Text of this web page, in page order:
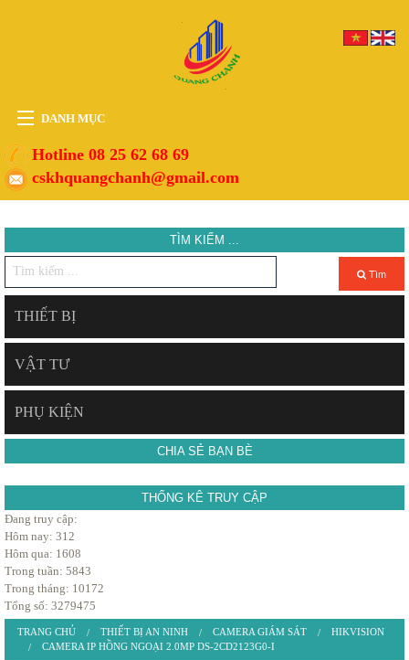
DANH MỤC
HOME
THIẾT BỊ
DỊCH VỤ
Hotline 08 25 62 68 69
cskhquangchanh@gmail.com
TÌM KIẾM ...
Tìm
THIẾT BỊ
VẬT TƯ
PHỤ KIỆN
CHIA SẺ BẠN BÈ
THỐNG KÊ TRUY CẬP
Đang truy cập:
Hôm nay: 312
Hôm qua: 1608
Trong tuần: 5843
Trong tháng: 10172
Tổng số: 3279475
TRANG CHỦ THIẾT BỊ AN NINH CAMERA GIÁM SÁT
HIKVISION
CAMERA IP HỒNG NGOẠI 2.0MP DS-2CD2123G0-I